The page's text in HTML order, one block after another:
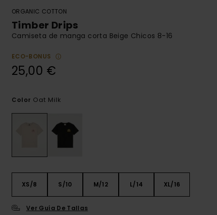
ORGANIC COTTON
Timber Drips
Camiseta de manga corta Beige Chicos 8-16
ECO-BONUS
25,00 €
Color Oat Milk
XS/8 S/10 M/12 L/14 XL/16
Ver Guía De Tallas